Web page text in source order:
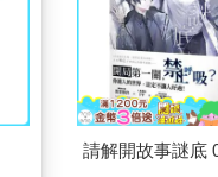
直是怒髮衝冠，也可以合
劈頭痛罵維修人員粗心大
本不曾出言批評；相反
很確定你不會再犯錯，
的F-51飛機。」
請解開故事謎底